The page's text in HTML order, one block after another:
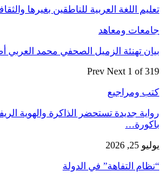
تعليم اللغة العربية للناطقين بغيرها
جامعات ومعاهد
بيان تهنئة الزميل الصحفي محمد العربي
Prev Next 1 of 319
كتب ومراجيع
رواية جديدة تستحضر الذاكرة والهوية
باكورة…
يوليو 25, 2026
“نظام التفاهة” في الدولة